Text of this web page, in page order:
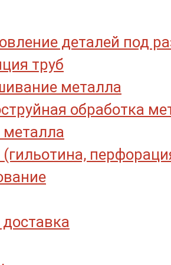
деталей под
труб
металла
обработка
металла
(гильотина,